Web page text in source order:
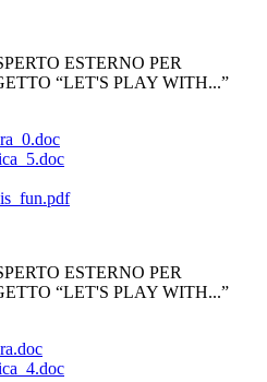
ESTERNO PER
“LET'S PLAY WITH...”
ESTERNO PER
“LET'S PLAY WITH...”